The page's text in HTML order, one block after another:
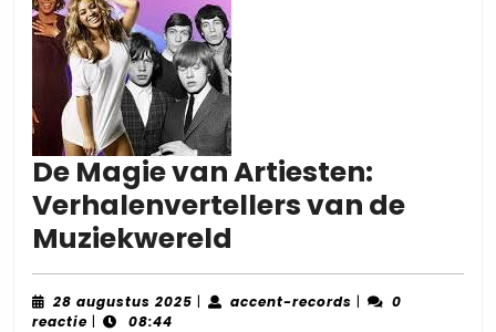
De Magie van Artiesten:
Verhalenvertellers van de
Muziekwereld
Magie
van
28 augustus 2025 28
| accent-records accent-
|
0
reactie | 08:44